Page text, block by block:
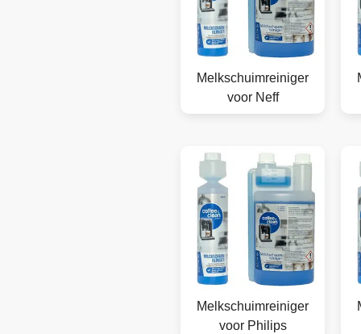
Melkschuimreiniger
voor Neff
Melkschuimreiniger
voor Philips